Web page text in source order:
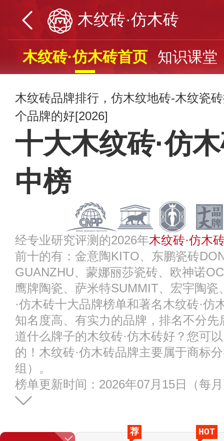
木纹砖·仿木砖
木纹砖·仿木砖首页 知识课堂
木纹砖品牌排行，仿木纹地砖-木纹瓷
个品牌的好[2026]
十大木纹砖·仿
中榜
经专业研究评测的2026年木纹砖·仿木
前十的有：金意陶KITO、东鹏瓷砖
GUANZHU、蒙娜丽莎瓷砖、欧神诺
鹰牌陶瓷、萨米特SUMMIT、宏宇陶
·仿木砖十大品牌榜单和著名木纹砖·仿
知名度高、有实力的品牌，排名不分
道什么牌子的木纹砖·仿木砖好？您可
的！木纹砖·仿木砖品牌主要属于商标
组）。
榜单更新时间：2026年07月15日（每
荐 HOT